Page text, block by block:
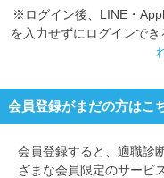
※ログイン後、LINE・
を入力せずにログインでき
会員登録がまだの方はこ
会員登録すると、 適職診
ざまな会員限定のサービ